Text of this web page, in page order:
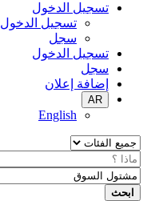
تسجيل الدخول
تسجيل الدخول
سجل
تسجيل الدخول
سجل
إضافة إعلان
AR
English
ابحث